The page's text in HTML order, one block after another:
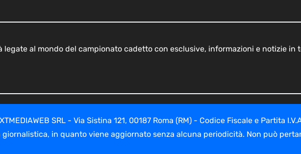
al mondo del campionato cadetto con esclusive, informazioni e notizie in
SRL - Via Sistina 121, 00187 Roma (RM) - Codice Fiscale e Partita
in quanto viene aggiornato senza alcuna periodicità. Non può